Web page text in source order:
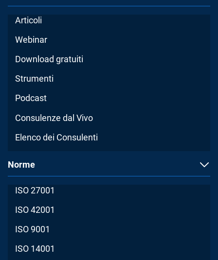
Articoli
Webinar
Download gratuiti
Strumenti
Podcast
Consulenze dal Vivo
Elenco dei Consulenti
Norme
ISO 27001
ISO 42001
ISO 9001
ISO 14001